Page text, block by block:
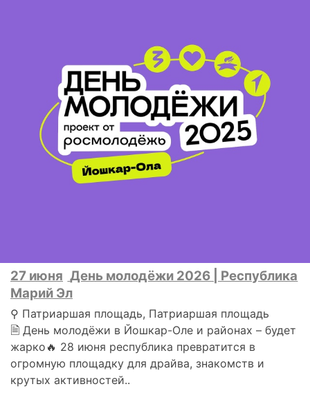
27 июня День молодёжи 2026 | Республика
Марий Эл
⚲ Патриаршая площадь, Патриаршая площадь
🗎 День молодёжи в Йошкар-Оле и районах – будет
жарко🔥 28 июня республика превратится в
огромную площадку для драйва, знакомств и
крутых активностей..